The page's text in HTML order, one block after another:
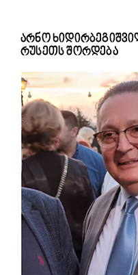
არნო
რუსეთს შორდება